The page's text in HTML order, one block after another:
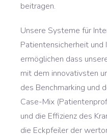
beitragen.
Unsere Systeme für
Patientensicherheit
ermöglichen dass
mit dem innovativsten
des Benchmarking und
Case-Mix
und die Effizienz des
die Eckpfeiler der